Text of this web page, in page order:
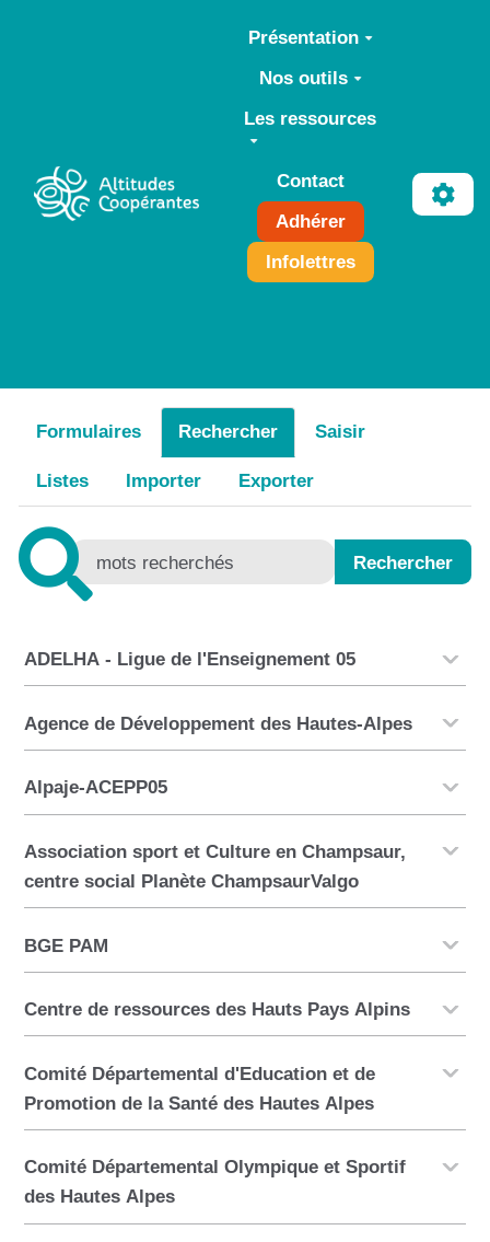
Aller au contenu principal
Présentation
Nos outils
Les ressources
Contact
Adhérer
Infolettres
Formulaires Rechercher Saisir
Listes Importer Exporter
ADELHA - Ligue de l'Enseignement 05
Agence de Développement des Hautes-Alpes
Alpaje-ACEPP05
Association sport et Culture en Champsaur,
centre social Planète ChampsaurValgo
BGE PAM
Centre de ressources des Hauts Pays Alpins
Comité Départemental d'Education et de
Promotion de la Santé des Hautes Alpes
Comité Départemental Olympique et Sportif
des Hautes Alpes